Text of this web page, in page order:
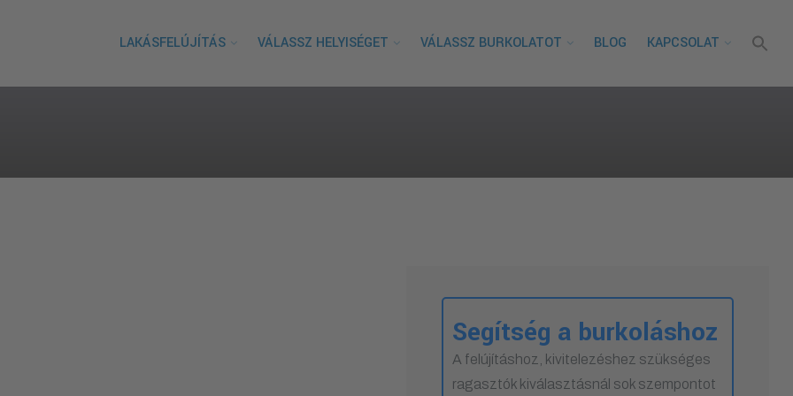
LAKÁSFELÚJÍTÁS VÁLASSZ HELYISÉGET VÁLASSZ BURKOLATOT BLOG KAPCSOLAT
Segítség a burkoláshoz
A felújításhoz, kivitelezéshez szükséges
ragasztók kiválasztásnál sok szempontot